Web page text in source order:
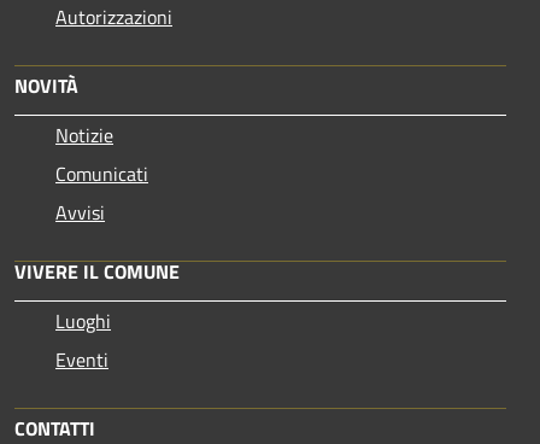
Autorizzazioni
NOVITÀ
Notizie
Comunicati
Avvisi
VIVERE IL COMUNE
Luoghi
Eventi
CONTATTI